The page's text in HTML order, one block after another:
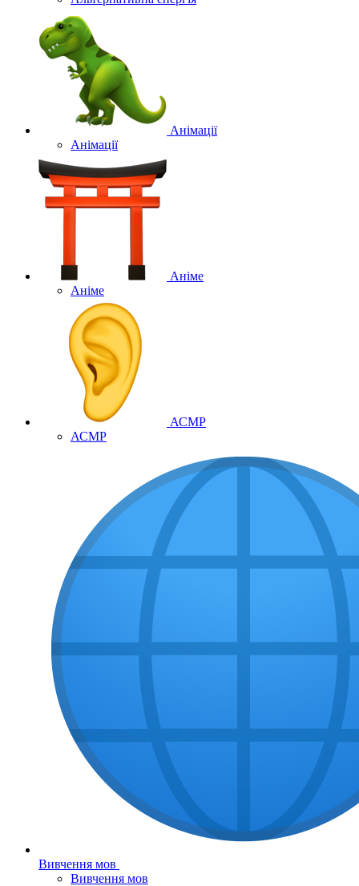
Анімації
Анімації
Аніме
Аніме
АСМР
АСМР
Вивчення мов
Вивчення мов